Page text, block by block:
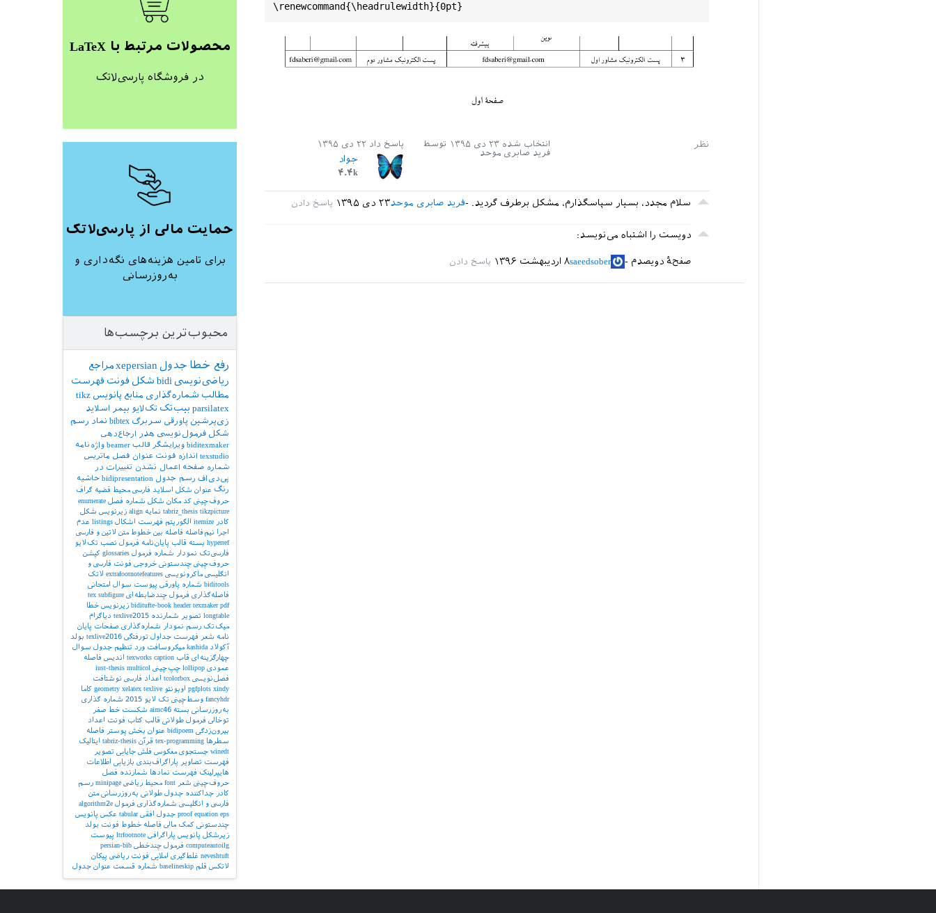
انتخاب شده ۲۳ دی ۱۳۹۵
توسط
فرید صابری موحد
پاسخ داد ۲۲ دی ۱۳۹۵
جواد
۴.۴k
سلام مجدد، بسیار سپاسگذارم، مشکل برطرف گردید. ۲۳ دی ۱۳۹۵فرید صابری موحد
دویست را اشتباه می‌نویسد:
صفحﮥ دوﯾﺼﺪم ۸ اردیبهشت ۱۳۹۶saeedsober
محصولات مرتبط با LaTeX
در فروشگاه پارسی‌لاتک
حمایت مالی از پارسی‌لاتک
برای تامین هزینه‌های نگه‌داری و
به‌روزرسانی
محبوب‌ترین برچسب‌ها
رفع خطا جدول xepersianمراجع
ریاضی‌نویسی bidi شکل فونت فهرست
مطالب شماره‌گذاری منابع پانویس tikz
parsilatex بیب‌تک تک‌لایو بیمر اسلاید
زی‌پرشین پاورقی سربرگ bibtex نماد رسم
شکل فرمول‌نویسی هدر
ارجاع‌دهی
biditexmaker ویرایشگر قالب beamer واژه‌نامه
texstudio اندازه فونت عنوان فصل ماتریس
شماره صفحه اعمال نشدن تغییرات در
پی‌دی‌اف رسم جدول bidipresentation حاشیه
رنگ عنوان شکل اسلاید فارسی محیط قضیه گراف
حروف‌چینی کد مکان شکل شماره فصل enumerate
tabriz_thesis tikzpicture نمایه align زیرنویس شکل
کادر
itemize الگوریتم فهرست اشکال listings عدم
اجرا
نیم‌فاصله فاصله بین خطوط متن لاتین و فارسی
hyperref بسته قالب پایان‌نامه فرمول نصب تک‌لایو
فارسی‌تک نمودار شماره فرمول glossaries کپشن
حروف‌چینی چندستونی خروجی فونت فارسی و
انگلیسی ماکرونویسی extrafootnotefeatures لاتک
biditools شماره پاورقی پیوست‌ سوال امتحانی
فاصله‌گذاری فرمول چندضابطه‌ای tex subfigure
biditufte-book header texmaker pdf زیرنویس خطا
longtable تصویر شمارنده texlive2015 دیاگرام
میک‌تک رسم نمودار شماره‌گذاری صفحات پایان
نامه شعر فهرست جداول تورفتگی texlive2016 بولد
آکولاد kashida میکروسافت ورد تنظیم جدول سوال
چهارگزینه‌ای قاب texworks caption اندیس فاصله
عمودی lollipop چپ‌چینی iust-thesis multicol
فصل‌نویسی tcolorbox اعداد فارسی نوشتافت
pgfplots xindy اوبونتو geometry xelatex texlive
کاما
fancyhdr وسط‌چینی تک لایو 2015
شماره گذاری
به‌روزرسانی بسته aimc46 شکست خط صفر
توخالی فرمول طولانی قالب کتاب فونت اعداد
بیرون‌زدگی bidipoem عنوان بخش پوستر
فاصله
سطرها
tex-programming قرآن tabriz-thesis
ایتالیک
winedt جستجوی معکوس فلش جایابی تصویر
فهرست تصاویر
پاراگراف‌بندی بازیابی اطلاعات
هایپرلینک فهرست نمادها
شمارنده فصل
حروف‌چینی شعر font محیط ریاضی minipage رسم
کادر
جداکننده جدول طولانی به‌روزرسانی متن
فارسی و انگلیسی شماره‌گذاری فرمول algorithm2e
proof equation eps جدول افقی tabular عکس پانویس
چندستونی کمک مالی فاصله خطوط فونت بولد
زیرشکل پانویس پاراگرافی ltrfootnote پیوست
computeautoilg فرمول چندخطی persian-bib
neveshtuft غلط‌گیری املایی فونت ریاضی پیکان
لاتکس قلم baselineskip شماره قسمت عنوان جدول